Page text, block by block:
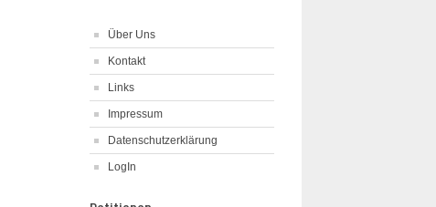
Über Uns
Kontakt
Links
Impressum
Datenschutzerklärung
LogIn